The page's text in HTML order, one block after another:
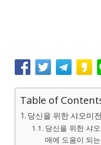
Table of
당신을 위한 샤오미
당신을 위한 샤
매에 도움이 되